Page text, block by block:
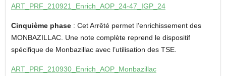
ART_PRF_210921_Enrich_AOP_24-47_IGP_24
Cinquième phase: Cet Arrêté permet l’enrichissement des
MONBAZILLAC. Une note complète reprend le dispositif
spécifique de Monbazillac avec l’utilisation des TSE.
ART_PRF_210930_Enrich_AOP_Monbazillac